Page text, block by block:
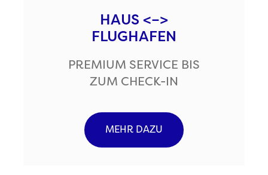
HAUS <–>
FLUGHAFEN
PREMIUM SERVICE BIS
ZUM CHECK-IN
MEHR DAZU